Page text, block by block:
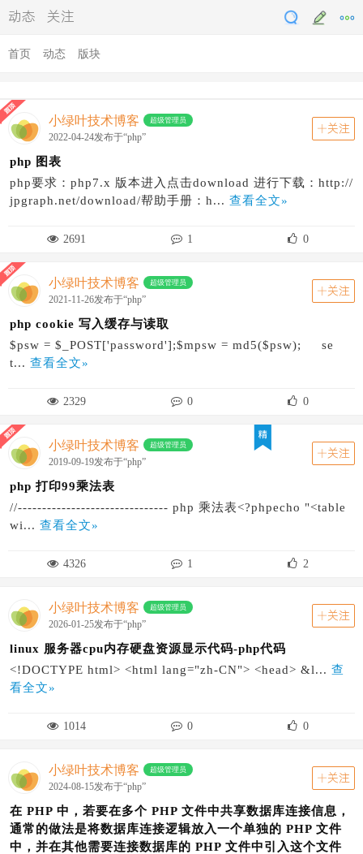
动态 关注
首页 动态 版块
小绿叶技术博客 超级管理员
2022-04-24发布于“php”
关注
php 图表
php要求：php7.x 版本进入点击download 进行下载：http://
jpgraph.net/download/帮助手册：h... 查看全文»
2691 1 0
小绿叶技术博客 超级管理员
2021-11-26发布于“php”
关注
php cookie 写入缓存与读取
$psw = $_POST['password'];$mpsw = md5($psw); se
t... 查看全文»
2329 0 0
小绿叶技术博客 超级管理员
2019-09-19发布于“php”
关注
php 打印99乘法表
//------------------------------- php 乘法表<?phpecho "<table
wi... 查看全文»
4326 1 2
小绿叶技术博客 超级管理员
2026-01-25发布于“php”
关注
linux 服务器cpu内存硬盘资源显示代码-php代码
<!DOCTYPE html> <html lang="zh-CN"> <head> &l... 查
看全文»
1014 0 0
小绿叶技术博客 超级管理员
2024-08-15发布于“php”
关注
在 PHP 中，若要在多个 PHP 文件中共享数据库连接信息，
通常的做法是将数据库连接逻辑放入一个单独的 PHP 文件
中，并在其他需要连接数据库的 PHP 文件中引入这个文件